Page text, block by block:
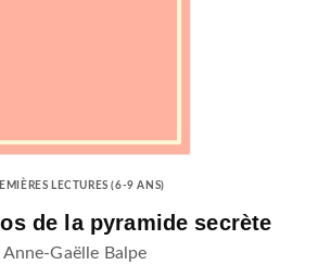
LECTURES (6-9 ANS)
de la pyramide secrète
Anne-Gaëlle Balpe